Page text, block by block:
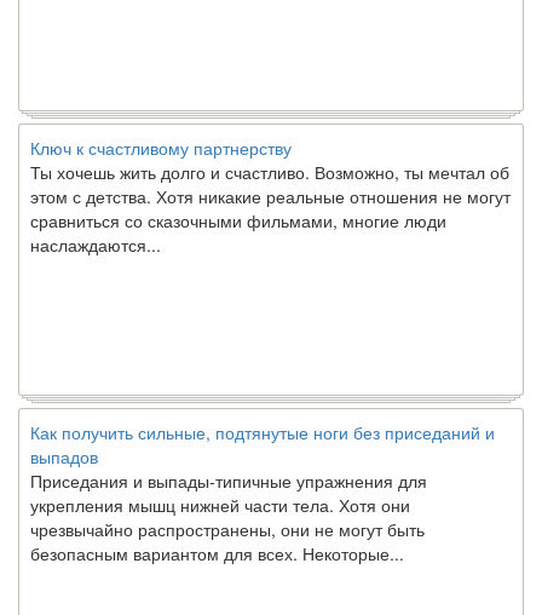
Ключ к счастливому партнерству
Ты хочешь жить долго и счастливо. Возможно, ты мечтал об
этом с детства. Хотя никакие реальные отношения не могут
сравниться со сказочными фильмами, многие люди
наслаждаются...
Как получить сильные, подтянутые ноги без приседаний и
выпадов
Приседания и выпады-типичные упражнения для
укрепления мышц нижней части тела. Хотя они
чрезвычайно распространены, они не могут быть
безопасным вариантом для всех. Некоторые...